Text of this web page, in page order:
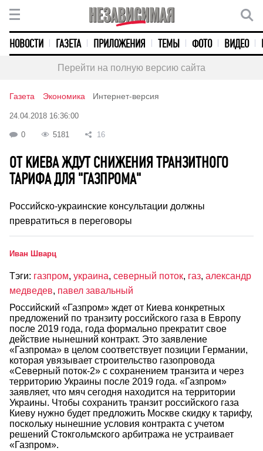
НОВОСТИ ГАЗЕТА ПРИЛОЖЕНИЯ ТЕМЫ ФОТО ВИДЕО
Перейти на полную версию сайта
Газета Экономика Интернет-версия
24.04.2018 16:36:00
0 5181 16
ОТ КИЕВА ЖДУТ СНИЖЕНИЯ ТРАНЗИТНОГО
ТАРИФА ДЛЯ "ГАЗПРОМА"
Российско-украинские консультации должны
превратиться в переговоры
Иван Шварц
Тэги: газпром, украина, северный поток, газ, александр
медведев, павел завальный
Российский «Газпром» ждет от Киева конкретных
предложений по транзиту российского газа в Европу
после 2019 года, года формально прекратит свое
действие нынешний контракт. Это заявление
«Газпрома» в целом соответствует позиции Германии,
которая увязывает строительство газопровода
«Северный поток-2» с сохранением транзита и через
территорию Украины после 2019 года. «Газпром»
заявляет, что мяч сегодня находится на территории
Украины. Чтобы сохранить транзит российского газа
Киеву нужно будет предложить Москве скидку к тарифу,
поскольку нынешние условия контракта с учетом
решений Стокгольмского арбитража не устраивает
«Газпром».